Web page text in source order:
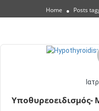
Home Posts
Υποθυρεοειδισμός-